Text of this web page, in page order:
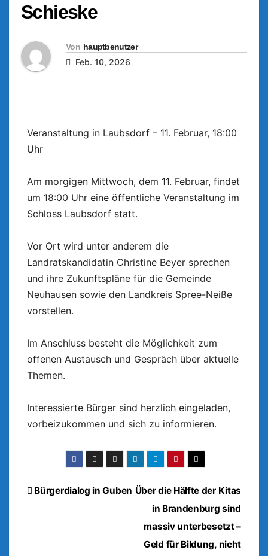
Schieske
Von hauptbenutzer
Feb. 10, 2026
Veranstaltung in Laubsdorf – 11. Februar, 18:00
Uhr
Am morgigen Mittwoch, dem 11. Februar, findet
um 18:00 Uhr eine öffentliche Veranstaltung im
Schloss Laubsdorf statt.
Vor Ort wird unter anderem die
Landratskandidatin Christine Beyer sprechen
und ihre Zukunftspläne für die Gemeinde
Neuhausen sowie den Landkreis Spree-Neiße
vorstellen.
Im Anschluss besteht die Möglichkeit zum
offenen Austausch und Gespräch über aktuelle
Themen.
Interessierte Bürger sind herzlich eingeladen,
vorbeizukommen und sich zu informieren.
BeitragsnavigationÜber die Hälfte der Kitas
in Brandenburg sind
massiv unterbesetzt –
Geld für Bildung, nicht
Bürgerdialog in Guben